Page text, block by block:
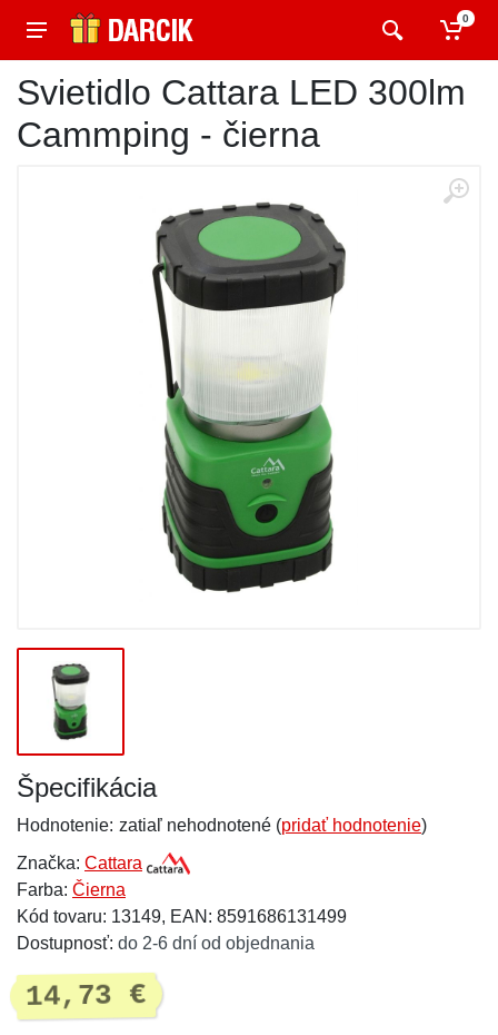
0
Svietidlo Cattara LED 300lm
Cammping - čierna
Špecifikácia
Hodnotenie: zatiaľ nehodnotené (pridať hodnotenie)
Značka: Cattara
Farba: Čierna
Kód tovaru: 13149, EAN: 8591686131499
Dostupnosť: do 2-6 dní od objednania
14,73 €